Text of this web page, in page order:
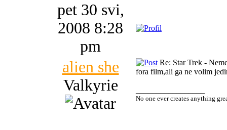
pet 30 svi,
2008 8:28
pm
alien she
Valkyrie
Re: Star Trek -
fora film,ali ga ne volim
No one ever creates anything